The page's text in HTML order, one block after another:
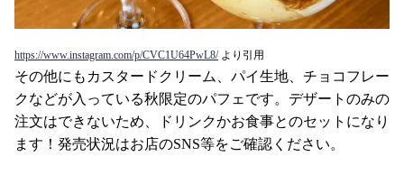
https://www.instagram.com/p/CVC1U64PwL8/より引用
その他にもカスタードクリーム、パイ生地、チョコフレー
クなどが入っている秋限定のパフェです。デザートのみの
注文はできないため、ドリンクかお食事とのセットになり
ます！発売状況はお店のSNS等をご確認ください。